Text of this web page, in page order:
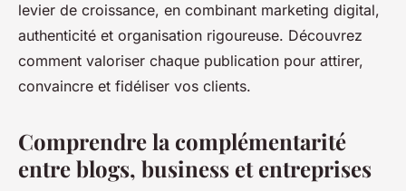
levier de croissance, en combinant marketing digital,
authenticité et organisation rigoureuse. Découvrez
comment valoriser chaque publication pour attirer,
convaincre et fidéliser vos clients.
Comprendre la complémentarité
entre blogs, business et entreprises